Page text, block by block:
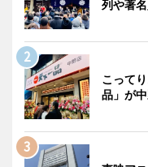
列や著
こって
品」が